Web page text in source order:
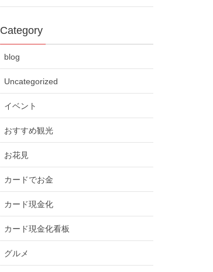
Category
blog
Uncategorized
イベント
おすすめ観光
お花見
カードでお金
カード現金化
カード現金化看板
グルメ